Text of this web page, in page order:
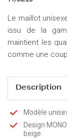
Le maillot
issu de la
maintient les
comme une
Description
Modèle
Design
beige